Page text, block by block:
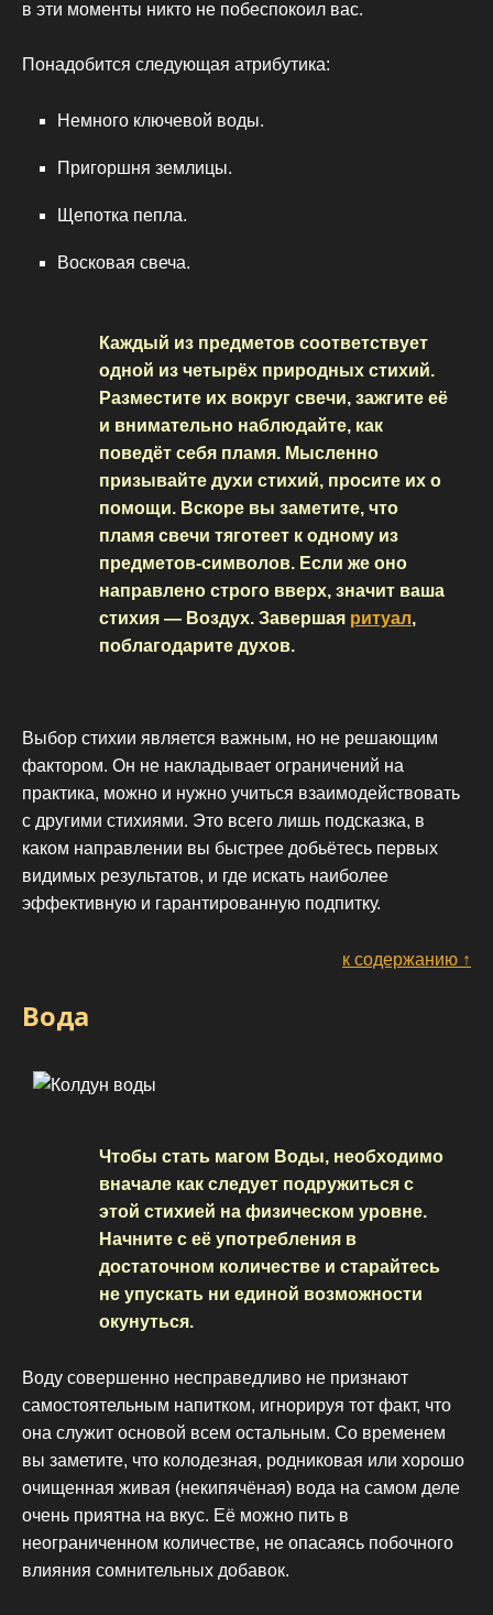
в эти моменты никто не побеспокоил вас.
Понадобится следующая атрибутика:
Немного ключевой воды.
Пригоршня землицы.
Щепотка пепла.
Восковая свеча.
Каждый из предметов соответствует
одной из четырёх природных стихий.
Разместите их вокруг свечи, зажгите её
и внимательно наблюдайте, как
поведёт себя пламя. Мысленно
призывайте духи стихий, просите их о
помощи. Вскоре вы заметите, что
пламя свечи тяготеет к одному из
предметов-символов. Если же оно
направлено строго вверх, значит ваша
стихия — Воздух. Завершая ритуал,
поблагодарите духов.
Выбор стихии является важным, но не решающим
фактором. Он не накладывает ограничений на
практика, можно и нужно учиться взаимодействовать
с другими стихиями. Это всего лишь подсказка, в
каком направлении вы быстрее добьётесь первых
видимых результатов, и где искать наиболее
эффективную и гарантированную подпитку.
к содержанию ↑
Вода
Чтобы стать магом Воды, необходимо
вначале как следует подружиться с
этой стихией на физическом уровне.
Начните с её употребления в
достаточном количестве и старайтесь
не упускать ни единой возможности
окунуться.
Воду совершенно несправедливо не признают
самостоятельным напитком, игнорируя тот факт, что
она служит основой всем остальным. Со временем
вы заметите, что колодезная, родниковая или хорошо
очищенная живая (некипячёная) вода на самом деле
очень приятна на вкус. Её можно пить в
неограниченном количестве, не опасаясь побочного
влияния сомнительных добавок.